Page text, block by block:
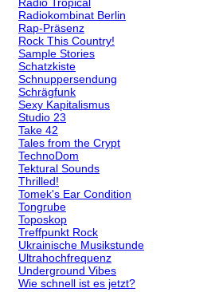
Radiokombinat Berlin
Rap-Präsenz
Rock This Country!
Sample Stories
Schatzkiste
Schnuppersendung
Schrägfunk
Sexy Kapitalismus
Studio 23
Take 42
Tales from the Crypt
TechnoDom
Tektural Sounds
Thrilled!
Tomek's Ear Condition
Tongrube
Toposkop
Treffpunkt Rock
Ukrainische Musikstunde
Ultrahochfrequenz
Underground Vibes
Wie schnell ist es jetzt?